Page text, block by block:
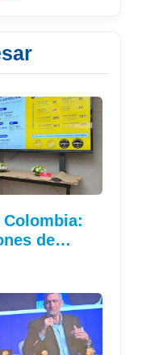
Colombia:
de…